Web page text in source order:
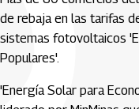
de rebaja en las tarifas
sistemas fotovoltaicos
Populares'.
'Energía Solar para